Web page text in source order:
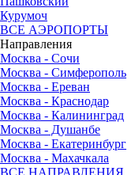
Курумоч
ВСЕ АЭРОПОРТЫ
Направления
Москва - Сочи
Москва - Симферополь
Москва - Ереван
Москва - Краснодар
Москва - Калининград
Москва - Душанбе
Москва - Екатеринбург
Москва - Махачкала
ВСЕ НАПРАВЛЕНИЯ